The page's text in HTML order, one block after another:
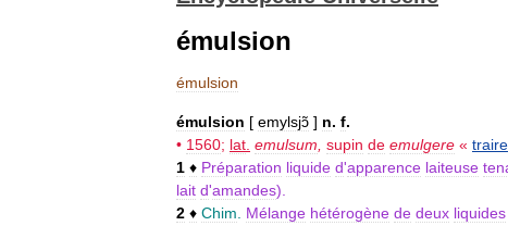
émulsion
émulsion
émulsion [ emylsjɔ̃ ] n. f.
• 1560; lat emulsum supin de emulgere « traire
1 ♦ Préparation liquide d'apparence laiteuse
lait d'amandes).
2 ♦ Chim Mélange hétérogène de deux liquides